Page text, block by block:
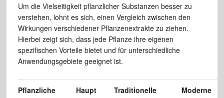
Um die Vielseitigkeit pflanzlicher Substanzen besser zu
verstehen, lohnt es sich, einen Vergleich zwischen den
Wirkungen verschiedener Pflanzenextrakte zu ziehen.
Hierbei zeigt sich, dass jede Pflanze ihre eigenen
spezifischen Vorteile bietet und für unterschiedliche
Anwendungsgebiete geeignet ist.
Pflanzliche
Haupt
Traditionelle
Moderne